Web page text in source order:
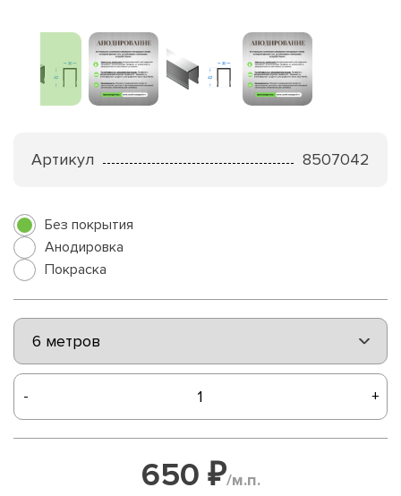
Артикул 8507042
Без покрытия
Анодировка
Покраска
- +
650 ₽/м.п.